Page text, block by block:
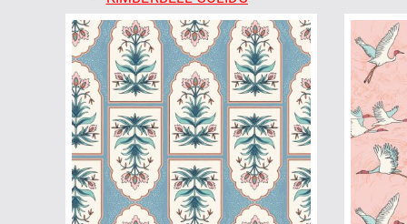
MADDER ROSE
MARLOWE
MEADOW BLUSH
MERRY MIX
MIDNIGHT BLOOM
MOONLIT WALK
OPERETTA
PATCHWORK BLUE
REGAL ROSE